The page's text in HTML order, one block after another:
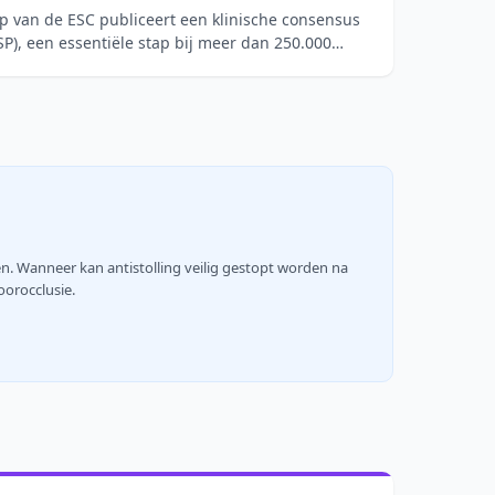
van de ESC publiceert een klinische consensus
een essentiële stap bij meer dan 250.000
Wanneer kan antistolling veilig gestopt worden na